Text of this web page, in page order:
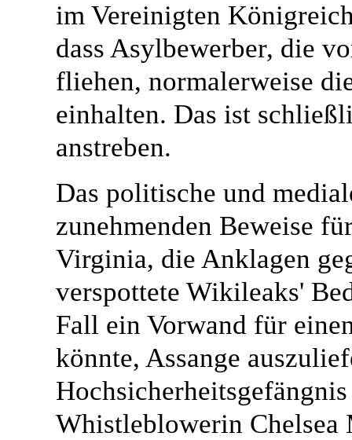
im Vereinigten
dass Asylbewerber, die
fliehen, normalerweise
einhalten. Das ist
anstreben.
Das politische und
zunehmenden Beweise
Virginia, die Anklagen
verspottete Wikileaks'
Fall ein Vorwand für
könnte, Assange
Whistleblowerin Chelsea